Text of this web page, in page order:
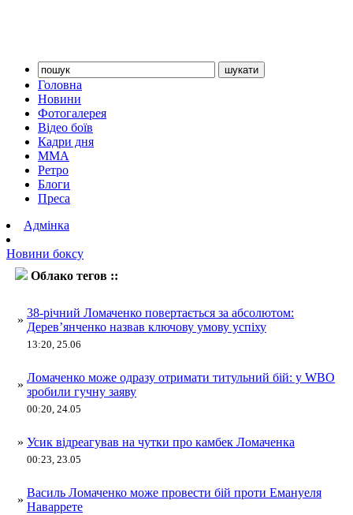
Головна
Новини
Фотогалерея
Відео боїв
Кадри дня
ММА
Ретро
Блоги
Преса
Адмінка
Новини боксу
Облако тегов ::
»
38-річний Ломаченко повертається за абсолютом:
Дерев’янченко назвав ключову умову успіху
13:20, 25.06
»
Ломаченко може одразу отримати титульний бій: у WBO
зробили гучну заяву
00:20, 24.05
» Усик відреагував на чутки про камбек Ломаченка
00:23, 23.05
»
Василь Ломаченко може провести бій проти Емануеля
Наваррете